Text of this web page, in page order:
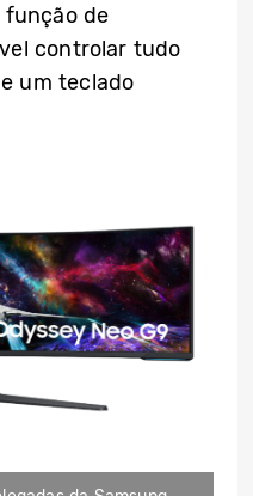
função de
controlar tudo
um teclado